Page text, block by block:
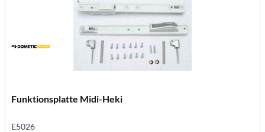
Funktionsplatte Midi-Heki
E5026